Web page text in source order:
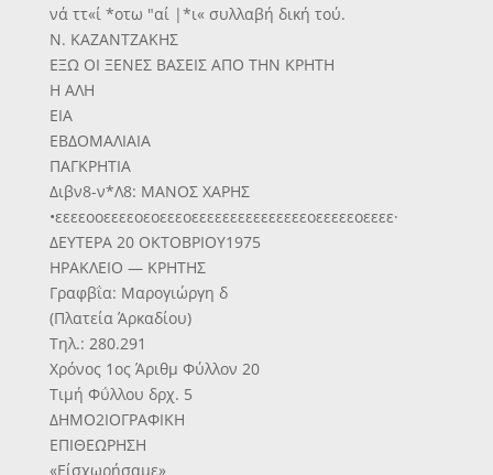
νά ττ«ί *οτω "αί |*ι« συλλαβή δική τού.
Ν. ΚΑΖΑΝΤΖΑΚΗΣ
ΕΞΩ ΟΙ ΞΕΝΕΣ ΒΑΣΕΙΣ ΑΠΟ ΤΗΝ ΚΡΗΤΗ
Η ΑΛΗ
ΕΙΑ
ΕΒΔΟΜΑΛΙΑΙΑ
ΠΑΓΚΡΗΤΙΑ
Διβν8-ν*Λ8: ΜΑΝΟΣ ΧΑΡΗΣ
•εεεεοοεεεεοεοεεεοεεεεεεεεεεεεεεεοεεεεεοεεεε·
ΔΕΥΤΕΡΑ 20 ΟΚΤΟΒΡΙΟΥ1975
ΗΡΑΚΛΕΙΟ — ΚΡΗΤΗΣ
Γραφβΐα: Μαρογιώργη δ
(Πλατεία Άρκαδίου)
Τηλ.: 280.291
Χρόνος 1ος Άριθμ Φύλλον 20
Τιμή Φΰλλου δρχ. 5
ΔΗΜΟ2ΙΟΓΡΑΦΙΚΗ
ΕΠΙΘΕΩΡΗΣΗ
«Είσχωρήσαμε»